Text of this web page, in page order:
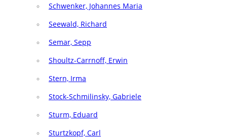
Schwenker, Johannes Maria
Seewald, Richard
Semar, Sepp
Shoultz-Carrnoff, Erwin
Stern, Irma
Stock-Schmilinsky, Gabriele
Sturm, Eduard
Sturtzkopf, Carl